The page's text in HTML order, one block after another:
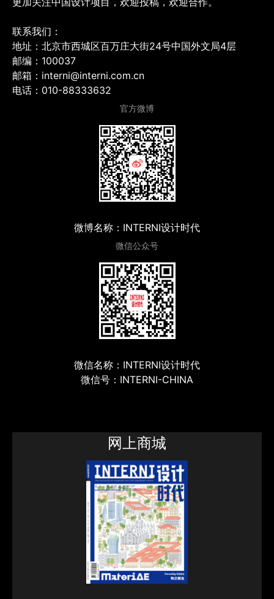
联系我们：
地址：北京市西城区百万庄大街24号中国外文局4层
邮编：100037
邮箱：interni@interni.com.cn
电话：010-88333632
官方微博
微博名称：INTERNI设计时代
微信公众号
微信名称：INTERNI设计时代
微信号：INTERNI-CHINA
网上商城